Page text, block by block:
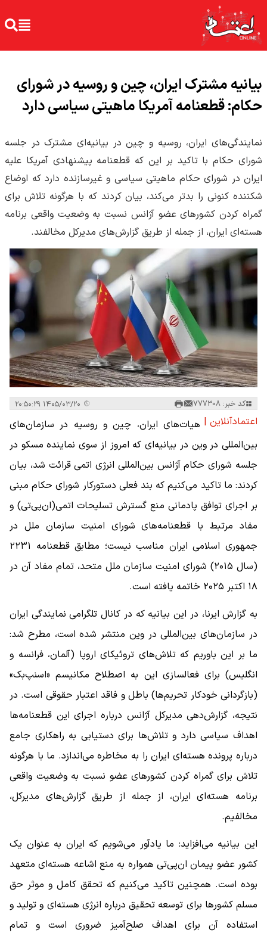
بیانیه مشترک ایران، چین و روسیه در شورای
حکام: قطعنامه آمریکا ماهیتی سیاسی دارد
نمایندگی‌های ایران، روسیه و چین در بیانیه‌ای مشترک در جلسه
شورای حکام با تاکید بر این که قطعنامه پیشنهادی آمریکا علیه
ایران در شورای حکام ماهیتی سیاسی و غیرسازنده دارد که اوضاع
شکننده کنونی را بدتر می‌کند، بیان کردند که با هرگونه تلاش برای
گمراه کردن کشورهای عضو آژانس نسبت به وضعیت واقعی برنامه
هسته‌ای ایران، از جمله از طریق گزارش‌های مدیرکل مخالفند.
کد خبر: 777308
اعتمادآنلاین | هیات‌های ایران، چین و روسیه در سازمان‌های
بین‌المللی در وین در بیانیه‌ای که امروز از سوی نماینده مسکو در
جلسه شورای حکام آژانس بین‌المللی انرژی اتمی قرائت شد، بیان
کردند: ما تاکید می‌کنیم که بند فعلی دستورکار شورای حکام مبنی
بر اجرای توافق پادمانی منع گسترش تسلیحات اتمی(ان‌پی‌تی) و
مفاد مرتبط با قطعنامه‌های شورای امنیت سازمان ملل در
جمهوری اسلامی ایران مناسب نیست؛ مطابق قطعنامه ۲۲۳۱
(سال ۲۰۱۵) شورای امنیت سازمان ملل متحد، تمام مفاد آن در
۱۸ اکتبر ۲۰۲۵ خاتمه یافته است.
به گزارش ایرنا، در این بیانیه که در کانال تلگرامی نمایندگی ایران
در سازمان‌های بین‌المللی در وین منتشر شده است، مطرح شد:
ما بر این باوریم که تلاش‌های تروئیکای اروپا (آلمان، ‌فرانسه و
انگلیس) برای فعالسازی این به اصطلاح مکانیسم «اسنپ‌بک»
(بازگردانی خودکار تحریم‌ها) باطل و فاقد اعتبار حقوقی است. در
نتیجه، گزارش‌دهی مدیرکل آژانس درباره اجرای این قطعنامه‌ها
اهداف سیاسی دارد و تلاش‌ها برای دستیابی به راهکاری جامع
درباره پرونده هسته‌ای ایران را به مخاطره می‌اندازد. ما با هرگونه
تلاش برای گمراه کردن کشورهای عضو نسبت به وضعیت واقعی
برنامه هسته‌ای ایران، از جمله از طریق گزارش‌های مدیرکل،
مخالفیم.
این بیانیه می‌افزاید: ما یادآور می‌شویم که ایران به عنوان یک
کشور عضو پیمان ان‌پی‌تی همواره به منع اشاعه هسته‌ای متعهد
بوده است. همچنین تاکید می‌کنیم که تحقق کامل و موثر حق
مسلم کشورها برای توسعه تحقیق درباره انرژی هسته‌ای و تولید و
استفاده آن برای اهداف صلح‌آمیز ضروری است و تمام